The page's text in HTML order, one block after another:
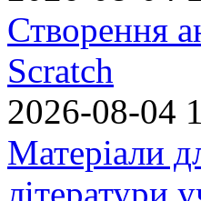
Створення
Scratch
2026-08-04
Матеріали